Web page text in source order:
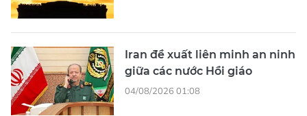
Iran đề xuất liên minh an ninh
giữa các nước Hồi giáo
04/08/2026 01:08